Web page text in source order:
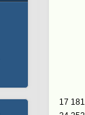
17 18